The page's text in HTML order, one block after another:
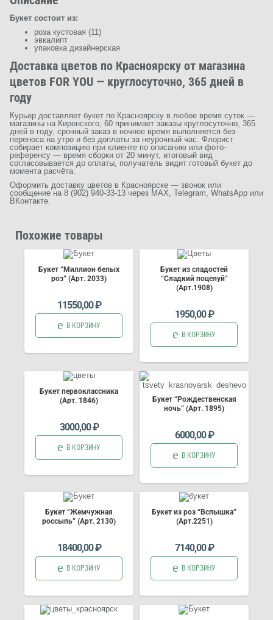
Букет состоит из:
роза кустовая (11)
эвкалипт
упаковка дизайнерская
Доставка цветов по Красноярску от магазина
цветов FOR YOU — круглосуточно, 365 дней в
году
Курьер доставляет букет по Красноярску в любое время суток —
магазины на Киренского, 60 принимает заказы круглосуточно, 365
дней в году, срочный заказ в ночное время выполняется без
переноса на утро и без доплаты за неурочный час. Флорист
собирает композицию при клиенте по описанию или фото-
референсу — время сборки от 20 минут, итоговый вид
согласовывается до оплаты, получатель видит готовый букет до
момента расчёта.
Оформить доставку цветов в Красноярске — звонок или
сообщение на 8 (902) 940-33-13 через MAX, Telegram, WhatsApp или
ВКонтакте.
Похожие товары
Букет “Миллион белых
роз” (Арт. 2033)
11550,00₽
В КОРЗИНУ
Букет из сладостей
“Сладкий поцелуй”
(Арт.1908)
1950,00₽
В КОРЗИНУ
Букет первоклассника
(Арт. 1846)
3000,00₽
В КОРЗИНУ
Букет “Рождественская
ночь” (Арт. 1895)
6000,00₽
В КОРЗИНУ
Букет “Жемчужная
россыпь” (Арт. 2130)
18400,00₽
В КОРЗИНУ
Букет из роз “Вспышка”
(Арт.2251)
7140,00₽
В КОРЗИНУ